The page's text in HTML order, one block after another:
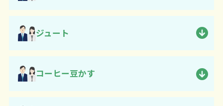
ジュート
コーヒー豆かす